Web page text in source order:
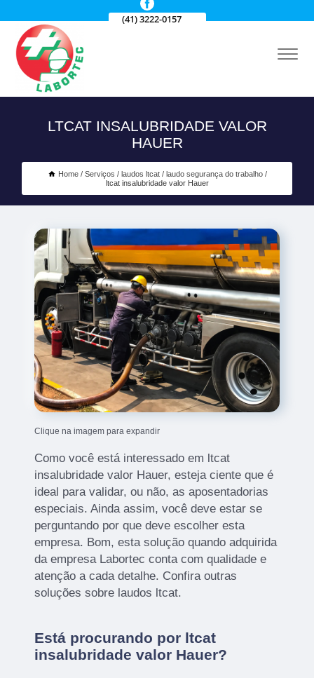
(41) 3222-0157
LTCAT INSALUBRIDADE VALOR
HAUER
Home Serviços laudos ltcat
laudo segurança do trabalho
ltcat insalubridade valor Hauer
Clique na imagem para expandir
Como você está interessado em ltcat
insalubridade valor Hauer, esteja ciente que é
ideal para validar, ou não, as aposentadorias
especiais. Ainda assim, você deve estar se
perguntando por que deve escolher esta
empresa. Bom, esta solução quando adquirida
da empresa Labortec conta com qualidade e
atenção a cada detalhe. Confira outras
soluções sobre laudos ltcat.
Está procurando por ltcat
insalubridade valor Hauer?